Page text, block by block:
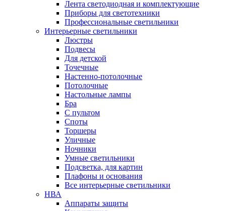
Лента светодиодная и комплектующие
Приборы для светотехники
Профессиональные светильники
Интерьерные светильники
Люстры
Подвесы
Для детской
Точечные
Настенно-потолочные
Потолочные
Настольные лампы
Бра
С пультом
Споты
Торшеры
Уличные
Ночники
Умные светильники
Подсветка, для картин
Плафоны и основания
Все интерьерные светильники
НВА
Аппараты защиты